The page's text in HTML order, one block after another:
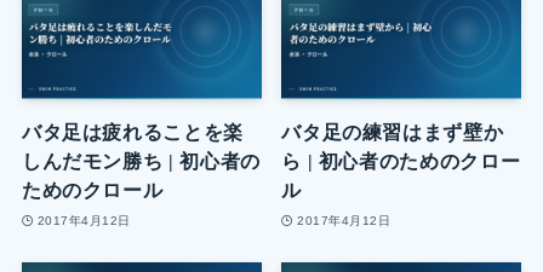
バタ足は疲れることを楽
しんだモン勝ち | 初心者の
ためのクロール
2017年4月12日
バタ足の練習はまず壁か
ら | 初心者のためのクロー
ル
2017年4月12日